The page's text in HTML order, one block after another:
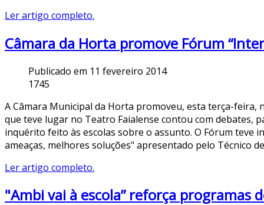
Ler artigo completo.
Câmara da Horta promove Fórum
Publicado em 11 fevereiro 2014
1745
A Câmara Municipal da Horta promoveu, esta terça-feira,
que teve lugar no Teatro Faialense contou com debates,
inquérito feito às escolas sobre o assunto. O Fórum teve
ameaças, melhores soluções" apresentado pelo Técnico
Ler artigo completo.
"Ambi vai à escola” reforça programas